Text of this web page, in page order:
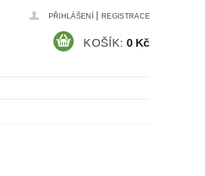
PŘIHLÁŠENÍ REGISTRACE
KOŠÍK: 0 Kč